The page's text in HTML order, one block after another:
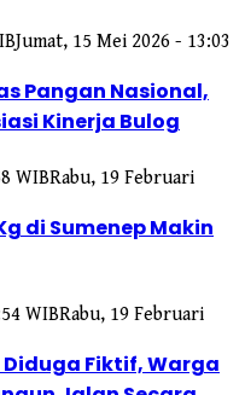
Jumat, 15 Mei 2026 - 13:03
Pangan Nasional,
Kinerja Bulog
WIBRabu, 19 Februari
di Sumenep Makin
WIBRabu, 19 Februari
Fiktif, Warga